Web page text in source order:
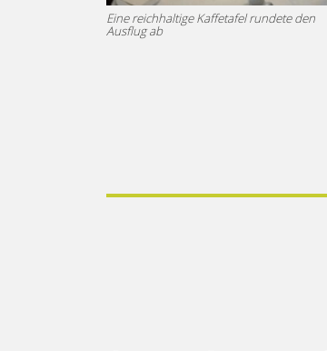
Eine reichhaltige Kaffetafel rundete den
Ausflug ab